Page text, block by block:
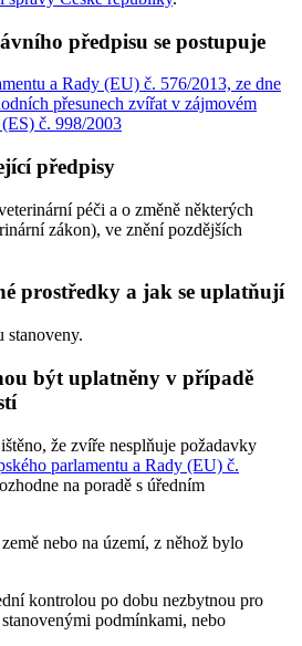
předpisu se postupuje
a Rady (EU) č. 576/2013, ze dne
přesunech zvířat v zájmovém
č. 998/2003
předpisy
péči a o změně některých
zákon), ve znění pozdějších
prostředky a jak se uplatňují
stanoveny.
být uplatněny v případě
že zvíře nesplňuje požadavky
parlamentu a Rady (EU) č.
na poradě s úředním
nebo na území, z něhož bylo
kontrolou po dobu nezbytnou pro
podmínkami, nebo